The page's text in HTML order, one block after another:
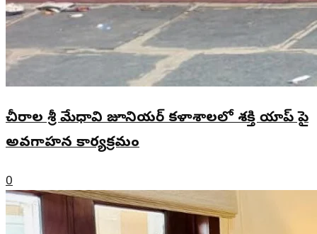
చీరాల శ్రీ మేధావి జూనియర్ కళాశాలలో శక్తి యాప్ పై
అవగాహన కార్యక్రమం
0